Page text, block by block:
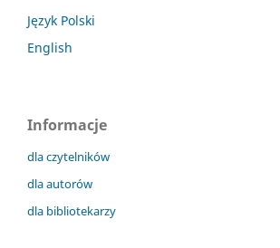
Język Polski
English
Informacje
dla czytelników
dla autorów
dla bibliotekarzy